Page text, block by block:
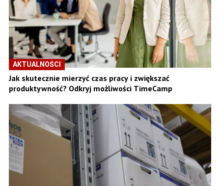
AKTUALNOŚCI
Jak skutecznie mierzyć czas pracy i zwiększać
produktywność? Odkryj możliwości TimeCamp